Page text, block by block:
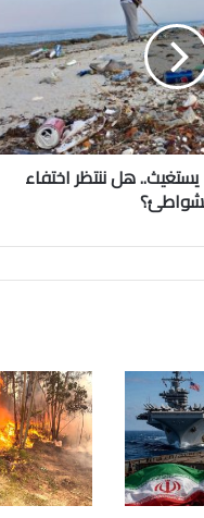
يستغيث.. هل ننتظر اختفاء